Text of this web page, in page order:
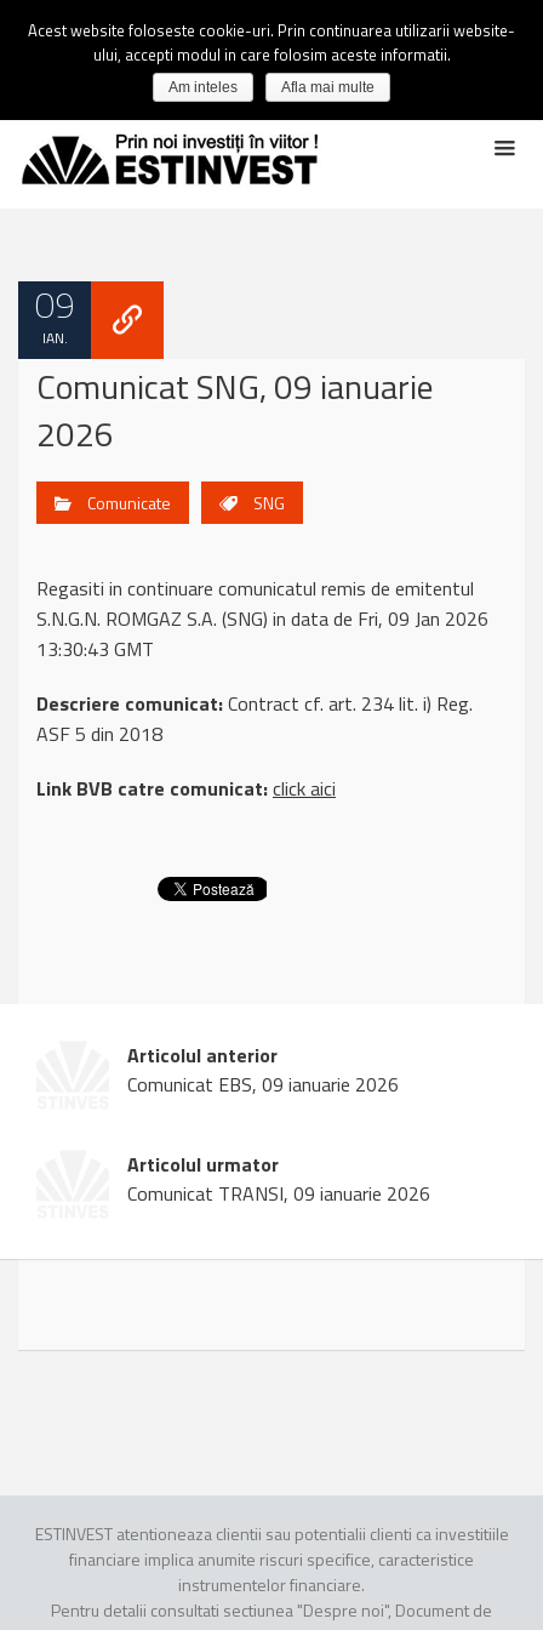
09
IAN.
Comunicat SNG, 09 ianuarie
2026
Comunicate SNG
Regasiti in continuare comunicatul remis de emitentul
S.N.G.N. ROMGAZ S.A. (SNG) in data de Fri, 09 Jan 2026
13:30:43 GMT
Descriere comunicat:Contract cf. art. 234 lit. i) Reg.
ASF 5 din 2018
Link BVB catre comunicat:click aici
Articolul anterior
Comunicat EBS, 09 ianuarie 2026
Articolul urmator
Comunicat TRANSI, 09 ianuarie 2026
ESTINVEST atentioneaza clientii sau potentialii clienti ca investitiile
financiare implica anumite riscuri specifice, caracteristice
instrumentelor financiare.
Pentru detalii consultati sectiunea "Despre noi", Document de
Acest website foloseste cookie-uri. Prin continuarea utilizarii website-
ului, accepti modul in care folosim aceste informatii.
Am inteles Afla mai multe